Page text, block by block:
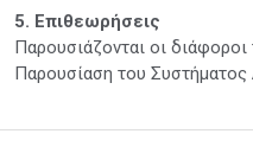
5. Επιθεωρήσεις
Παρουσιάζονται οι
Παρουσίαση του Συστήματος